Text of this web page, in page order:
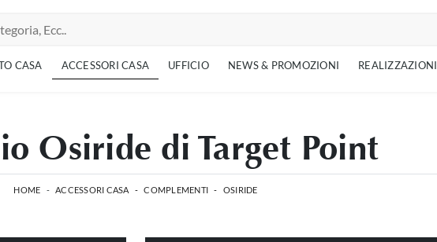
CASA ACCESSORI CASA UFFICIO NEWS & PROMOZIONI REALIZZAZIONI
Osiride di Target Point
HOME - ACCESSORI CASA - COMPLEMENTI - OSIRIDE